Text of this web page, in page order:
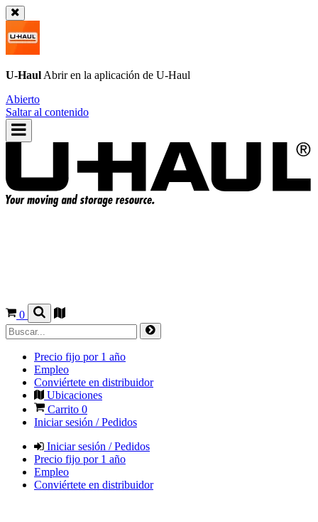
U-Haul Abrir en la aplicación de U-Haul
Abierto
Saltar al contenido
0
Precio fijo por 1 año
Empleo
Conviértete en distribuidor
Ubicaciones
Carrito 0
Iniciar sesión / Pedidos
Iniciar sesión / Pedidos
Precio fijo por 1 año
Empleo
Conviértete en distribuidor